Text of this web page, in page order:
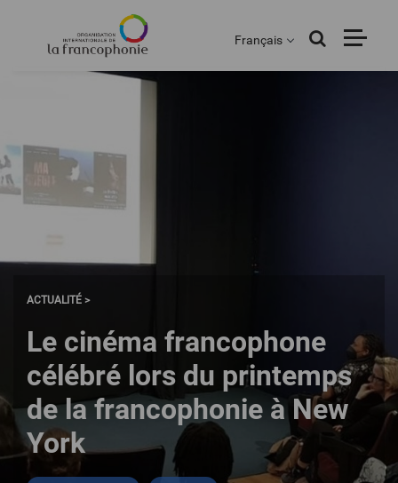
Français
ACTUALITÉ >
Le cinéma francophone
célébré lors du printemps
de la francophonie à New
York